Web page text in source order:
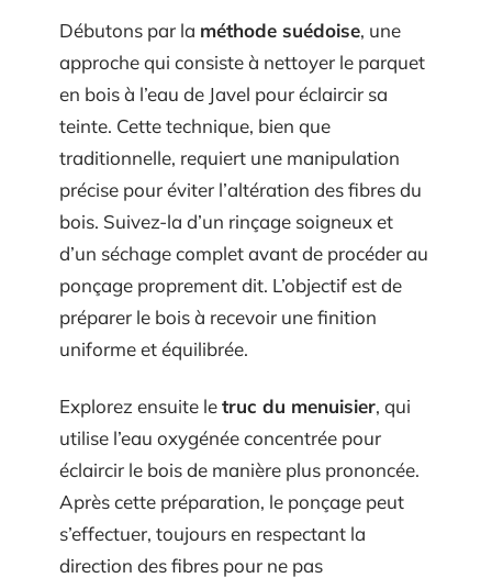
Débutons par la méthode suédoise, une
approche qui consiste à nettoyer le parquet
en bois à l’eau de Javel pour éclaircir sa
teinte. Cette technique, bien que
traditionnelle, requiert une manipulation
précise pour éviter l’altération des fibres du
bois. Suivez-la d’un rinçage soigneux et
d’un séchage complet avant de procéder au
ponçage proprement dit. L’objectif est de
préparer le bois à recevoir une finition
uniforme et équilibrée.
Explorez ensuite letruc du menuisier, qui
utilise l’eau oxygénée concentrée pour
éclaircir le bois de manière plus prononcée.
Après cette préparation, le ponçage peut
s’effectuer, toujours en respectant la
direction des fibres pour ne pas